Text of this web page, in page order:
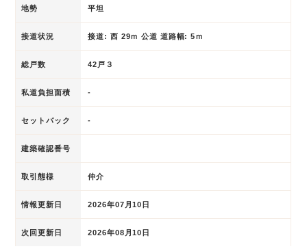
地勢 平坦
接道状況 接道: 西 29ｍ 公道 道路幅: 5ｍ
総戸数 42戸３
私道負担面積 -
セットバック -
建築確認番号
取引態様 仲介
情報更新日 2026年07月10日
次回更新日 2026年08月10日